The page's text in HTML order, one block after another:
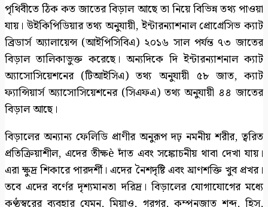
পৃথিবীতে ঠিক কত জাতের বিড়াল আছে তা নিয়ে বিভিন্ন তথ্য পাওয়া
যায়। উইকিপিডিয়ার তথ্য অনুযায়ী, ইন্টারন্যাশনাল প্রোগ্রেসিভ ক্যাট
ব্রিডার্স অ্যালায়েন্স (আইপিসিবিএ) ২০১৬ সাল পর্যন্ত ৭৩ জাতের
বিড়াল তালিকাভুক্ত করেছে। অন্যদিকে দি ইন্টারন্যাশনাল ক্যাট
অ্যাসোসিয়েশনের (টিআইসিএ) তথ্য অনুযায়ী ৫৮ জাত, ক্যাট
ফ্যান্সিয়ার্স অ্যাসোসিয়েশনের (সিএফএ) তথ্য অনুযায়ী ৪৪ জাতের
বিড়াল আছে।
বিড়ালের অন্যান্য ফেলিডি প্রাণীর অনুরূপ দঢ় নমনীয় শরীর, ত্বরিত
প্রতিক্রিয়াশীল, এদের তীক্ষè দাঁত এবং সঙ্কোচনীয় থাবা দেখা যায়।
এরা ক্ষুদ্র শিকারে পারদর্শী। এদের নৈশদৃষ্টি এবং ঘ্রাণশক্তি খুব প্রখর।
তবে এদের বর্ণের দৃশ্যমানতা দরিদ্র। বিড়ালের যোগাযোগের মধ্যে